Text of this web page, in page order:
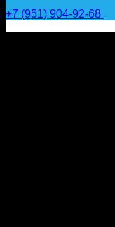
+7 (951) 904-92-68